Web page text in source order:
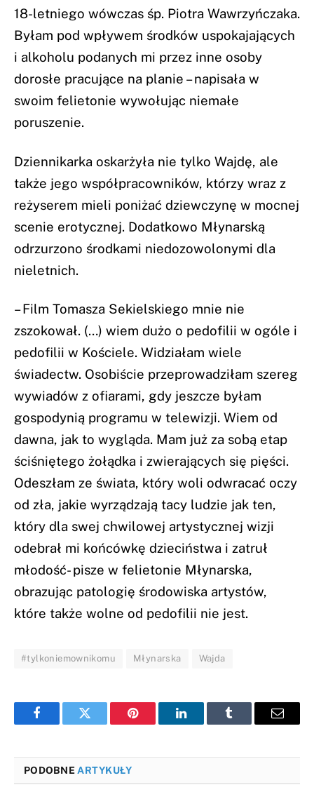
18-letniego wówczas śp. Piotra Wawrzyńczaka.
Byłam pod wpływem środków uspokajających
i alkoholu podanych mi przez inne osoby
dorosłe pracujące na planie – napisała w
swoim felietonie wywołując niemałe
poruszenie.
Dziennikarka oskarżyła nie tylko Wajdę, ale
także jego współpracowników, którzy wraz z
reżyserem mieli poniżać dziewczynę w mocnej
scenie erotycznej. Dodatkowo Młynarską
odrzurzono środkami niedozowolonymi dla
nieletnich.
– Film Tomasza Sekielskiego mnie nie
zszokował. (…) wiem dużo o pedofilii w ogóle i
pedofilii w Kościele. Widziałam wiele
świadectw. Osobiście przeprowadziłam szereg
wywiadów z ofiarami, gdy jeszcze byłam
gospodynią programu w telewizji. Wiem od
dawna, jak to wygląda. Mam już za sobą etap
ściśniętego żołądka i zwierających się pięści.
Odeszłam ze świata, który woli odwracać oczy
od zła, jakie wyrządzają tacy ludzie jak ten,
który dla swej chwilowej artystycznej wizji
odebrał mi końcówkę dzieciństwa i zatruł
młodość- pisze w felietonie Młynarska,
obrazując patologię środowiska artystów,
które także wolne od pedofilii nie jest.
#tylkoniemownikomu Młynarska Wajda
FacebookTwitter Pinterest LinkedInTumblr Email
PODOBNEARTYKUŁY